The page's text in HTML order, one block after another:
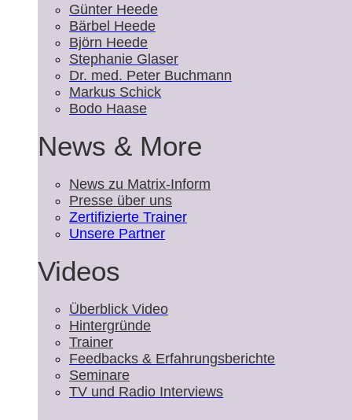
Günter Heede
Bärbel Heede
Björn Heede
Stephanie Glaser
Dr. med. Peter Buchmann
Markus Schick
Bodo Haase
News & More
News zu Matrix-Inform
Presse über uns
Zertifizierte Trainer
Unsere Partner
Videos
Überblick Video
Hintergründe
Trainer
Feedbacks & Erfahrungsberichte
Seminare
TV und Radio Interviews